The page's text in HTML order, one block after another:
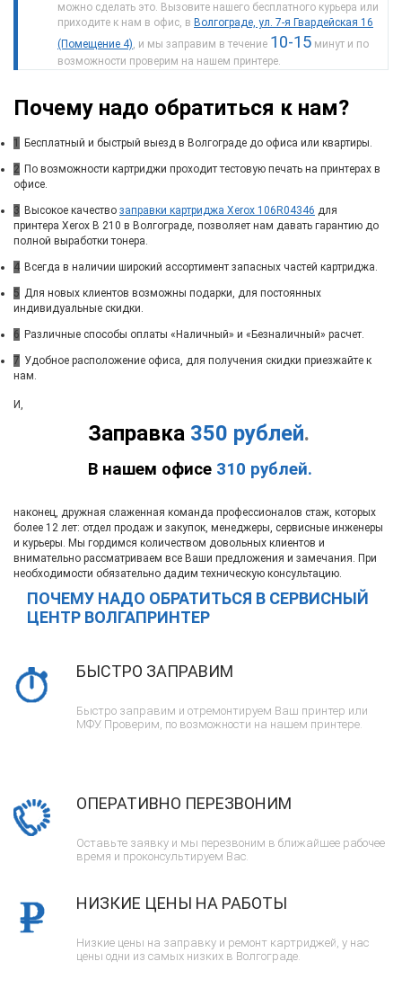
можно сделать это. Вызовите нашего бесплатного курьера или
приходите к нам в офис, в Волгограде, ул. 7-я Гвардейская 16
(Помещение 4), и мы заправим в течение 10-15 минут и по
возможности проверим на нашем принтере.
Почему надо обратиться к нам?
1 Бесплатный и быстрый выезд в Волгограде до офиса или квартиры.
2 По возможности картриджи проходит тестовую печать на принтерах в
офисе.
3 Высокое качество заправки картриджа Xerox 106R04346 для
принтера Xerox B 210 в Волгограде, позволяет нам давать гарантию до
полной выработки тонера.
4 Всегда в наличии широкий ассортимент запасных частей картриджа.
5 Для новых клиентов возможны подарки, для постоянных
индивидуальные скидки.
6 Различные способы оплаты «Наличный» и «Безналичный» расчет.
7 Удобное расположение офиса, для получения скидки приезжайте к
нам.
Заправка 350 рублей.
В нашем офисе 310 рублей.
И,
наконец, дружная слаженная команда профессионалов стаж, которых
более 12 лет: отдел продаж и закупок, менеджеры, сервисные инженеры
и курьеры. Мы гордимся количеством довольных клиентов и
внимательно рассматриваем все Ваши предложения и замечания. При
необходимости обязательно дадим техническую консультацию.
ПОЧЕМУ НАДО ОБРАТИТЬСЯ В СЕРВИСНЫЙ
ЦЕНТР ВОЛГАПРИНТЕР
БЫСТРО ЗАПРАВИМ
Быстро заправим и отремонтируем Ваш принтер или
МФУ. Проверим, по возможности на нашем принтере.
ОПЕРАТИВНО ПЕРЕЗВОНИМ
Оставьте заявку и мы перезвоним в ближайшее рабочее
время и проконсультируем Вас.
НИЗКИЕ ЦЕНЫ НА РАБОТЫ
Низкие цены на заправку и ремонт картриджей, у нас
цены одни из самых низких в Волгограде.